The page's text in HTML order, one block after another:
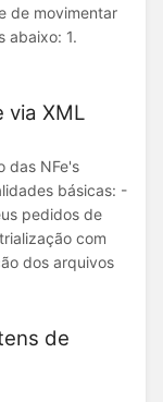
de movimentar
abaixo: 1.
via XML
das NFe's
básicas: -
pedidos de
com
dos arquivos
de